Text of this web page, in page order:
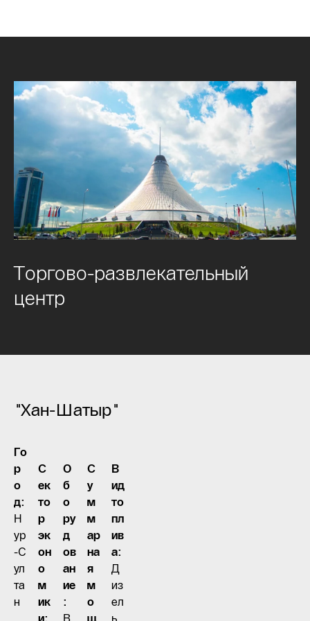
Торгово-развлекательный
центр
"Хан-Шатыр"
Го
р
о
д:
Н
ур
-С
ул
та
н
С
ек
то
р
эк
он
о
м
ик
и:
О
б
о
ру
д
ов
ан
ие
:
В
С
у
м
м
ар
на
я
м
о
щ
В
ид
то
пл
ив
а:
Д
из
ел
ь